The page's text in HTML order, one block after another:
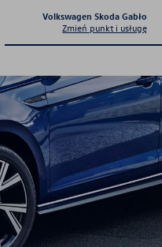
Volkswagen Skoda Gabło
Zmień punkt i usługę
samochodu